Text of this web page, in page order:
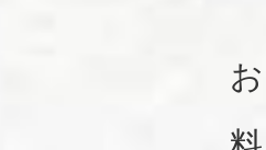
お料理